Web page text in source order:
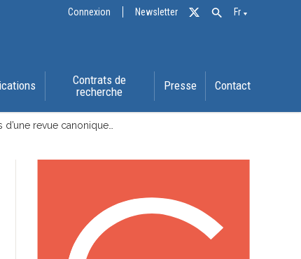
Connexion Newsletter Fr
Contrats de
recherche
Presse Contact
revue canonique…